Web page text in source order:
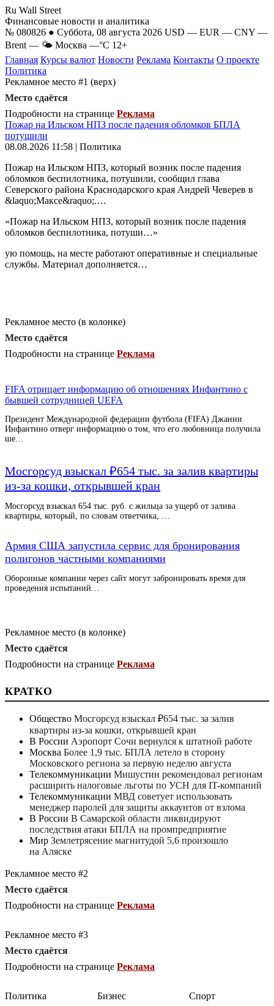
Ru Wall Street
Финансовые новости и аналитика
№ 080826 ● Суббота, 08 августа 2026 USD — EUR — CNY —
Brent — 🌤 Москва —°C 12+
Главная Курсы валют Новости Реклама Контакты О проекте
Политика
Рекламное место #1 (верх)
Место сдаётся
Подробности на странице Реклама
Пожар на Ильском НПЗ после падения обломков БПЛА
потушили
08.08.2026 11:58 | Политика
Пожар на Ильском НПЗ, который возник после падения
обломков беспилотника, потушили, сообщил глава
Северского района Краснодарского края Андрей Чеверев в
&laquo;Максе&raquo;.…
«Пожар на Ильском НПЗ, который возник после падения
обломков беспилотника, потуши…»
ую помощь, на месте работают оперативные и специальные
службы. Материал дополняется…
Рекламное место (в колонке)
Место сдаётся
Подробности на странице Реклама
FIFA отрицает информацию об отношениях Инфантино с
бывшей сотрудницей UEFA
Президент Международной федерации футбола (FIFA) Джанни
Инфантино отверг информацию о том, что его любовница получила
ше…
Мосгорсуд взыскал ₽654 тыс. за залив квартиры
из-за кошки, открывшей кран
Мосгорсуд взыскал 654 тыс. руб. с жильца за ущерб от залива
квартиры, который, по словам ответчика, …
Армия США запустила сервис для бронирования
полигонов частными компаниями
Оборонные компании через сайт могут забронировать время для
проведения испытаний…
Рекламное место (в колонке)
Место сдаётся
Подробности на странице Реклама
КРАТКО
Общество Мосгорсуд взыскал ₽654 тыс. за залив
квартиры из-за кошки, открывшей кран
В России Аэропорт Сочи вернулся к штатной работе
Москва Более 1,9 тыс. БПЛА летело в сторону
Московского региона за первую неделю августа
Телекоммуникации Мишустин рекомендовал регионам
расширить налоговые льготы по УСН для IT-компаний
Телекоммуникации МВД советует использовать
менеджер паролей для защиты аккаунтов от взлома
В России В Самарской области ликвидируют
последствия атаки БПЛА на промпредприятие
Мир Землетрясение магнитудой 5,6 произошло
на Аляске
Рекламное место #2
Место сдаётся
Подробности на странице Реклама
Рекламное место #3
Место сдаётся
Подробности на странице Реклама
Политика Бизнес Спорт